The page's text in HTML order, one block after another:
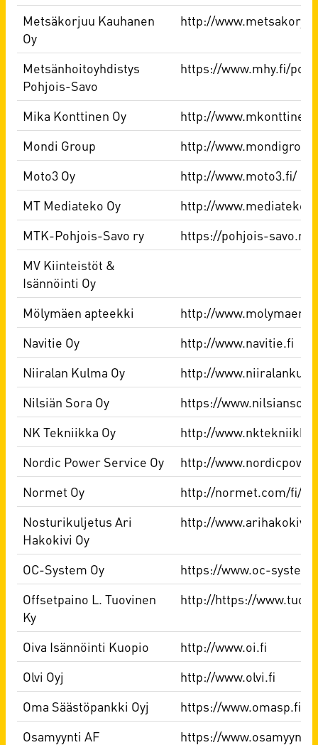
Metsäkorjuu Kauhanen
Oy
http://
Metsänhoitoyhdistys
Pohjois-Savo
https://www.mhy.fi/
Mika Konttinen Oy
http://
Mondi Group
http://
Moto3 Oy
http://www.moto3.fi/
MT Mediateko Oy
http://www.mediateko.fi
MTK-Pohjois-Savo ry
https://pohjois-
MV Kiinteistöt &
Isännöinti Oy
Mölymäen apteekki
http://
Navitie Oy
http://www.navitie.fi
Niiralan Kulma Oy
http://
Nilsiän Sora Oy
https://
NK Tekniikka Oy
http://
Nordic Power Service Oy
http://
Normet Oy
http://normet.com/fi/
Nosturikuljetus Ari
Hakokivi Oy
http://
OC-System Oy
https://www.oc-
Offsetpaino L. Tuovinen
Ky
http://https://
Oiva Isännöinti Kuopio
http://www.oi.fi
Olvi Oyj
http://www.olvi.fi
Oma Säästöpankki Oyj
https://www.omasp.fi/
Osamyynti AF
https://